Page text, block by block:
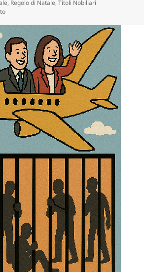
, Regolo di Natale,Titoli Nobiliari
su Regalati una Monografia Nobiliare Unica